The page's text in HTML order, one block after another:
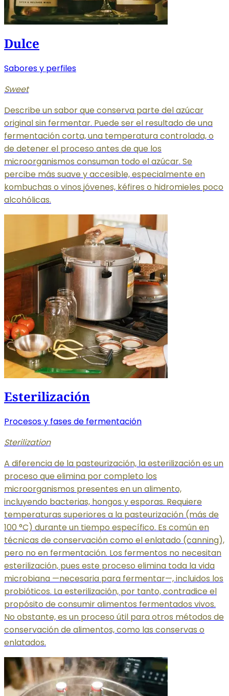
Dulce
Sabores y perfiles
Sweet
Describe un sabor que conserva parte del azúcar
original sin fermentar. Puede ser el resultado de una
fermentación corta, una temperatura controlada, o
de detener el proceso antes de que los
microorganismos consuman todo el azúcar. Se
percibe más suave y accesible, especialmente en
kombuchas o vinos jóvenes, kéfires o hidromieles poco
alcohólicas.
Esterilización
Procesos y fases de fermentación
Sterilization
A diferencia de la pasteurización, la esterilización es un
proceso que elimina por completo los
microorganismos presentes en un alimento,
incluyendo bacterias, hongos y esporas. Requiere
temperaturas superiores a la pasteurización (más de
100 °C) durante un tiempo específico. Es común en
técnicas de conservación como el enlatado (canning),
pero no en fermentación. Los fermentos no necesitan
esterilización, pues este proceso elimina toda la vida
microbiana —necesaria para fermentar—, incluidos los
probióticos. La esterilización, por tanto, contradice el
propósito de consumir alimentos fermentados vivos.
No obstante, es un proceso útil para otros métodos de
conservación de alimentos, como las conservas o
enlatados.